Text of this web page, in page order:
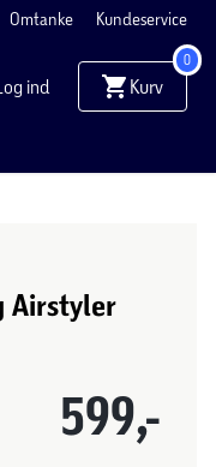
Omtanke Kundeservice
ind Kurv
0
Airstyler
599,-